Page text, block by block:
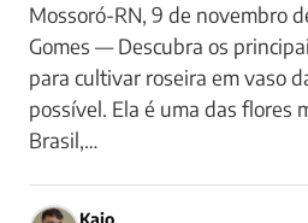
Mossoró-RN, 9 de novembro
Gomes — Descubra os
para cultivar roseira em vaso
possível. Ela é uma das flores
Brasil,…
Kaio